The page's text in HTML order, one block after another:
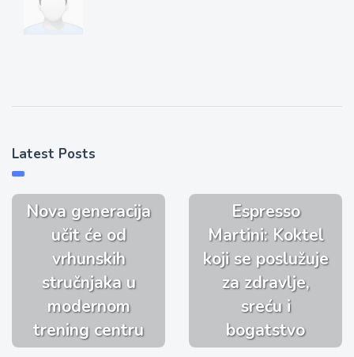
Latest Posts
Nova generacija
učit će od
vrhunskih
stručnjaka u
modernom
trening centru
Espresso
Martini: Koktel
koji se poslužuje
za zdravlje,
sreću i
bogatstvo